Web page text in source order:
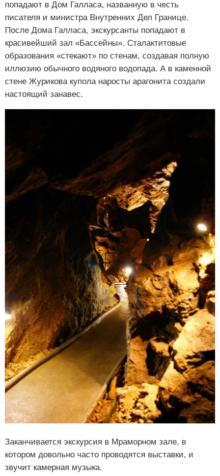
попадают в Дом Галласа, названную в честь
писателя и министра Внутренних Дел Границе.
После Дома Галласа, экскурсанты попадают в
красивейший зал «Бассейны». Сталактитовые
образования «стекают» по стенам, создавая полную
иллюзию обычного водяного водопада. А в каменной
стене Журикова купола наросты арагонита создали
настоящий занавес.
Заканчивается экскурсия в Мраморном зале, в
котором довольно часто проводятся выставки, и
звучит камерная музыка.